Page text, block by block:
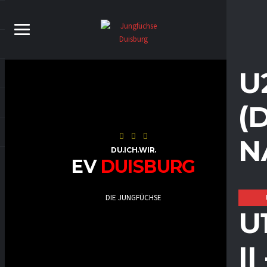
II
DU.ICH.WIR.
EV DUISBURG
DIE JUNGFÜCHSE